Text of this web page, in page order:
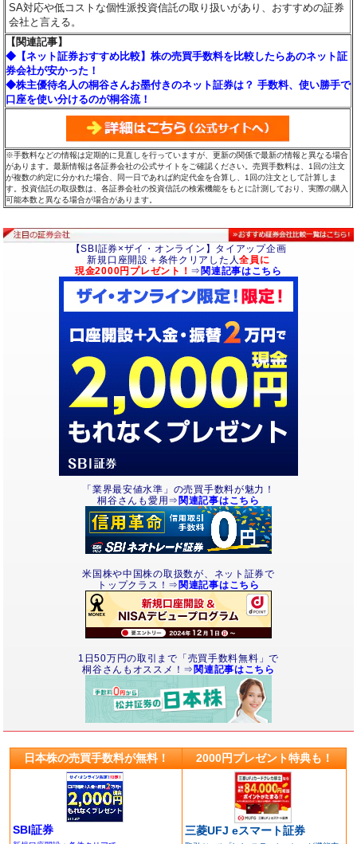
SA対応や低コストな個性派投資信託の取り扱いがあり、おすすめの証券
会社と言える。
【関連記事】
◆【ネット証券おすすめ比較】株の売買手数料を比較したらあのネット証
券会社が安かった！
◆株主優待名人の桐谷さんお墨付きのネット証券は？ 手数料、使い勝手で
口座を使い分けるのが桐谷流！
※手数料などの情報は定期的に見直しを行っていますが、更新の関係で最新の情報と異なる場合
があります。最新情報は各証券会社の公式サイトをご確認ください。売買手数料は、1回の注文
が複数の約定に分かれた場合、同一日であれば約定代金を合算し、1回の注文として計算しま
す。投資信託の取扱数は、各証券会社の投資信託の検索機能をもとに計測しており、実際の購入
可能本数と異なる場合が場合があります。
【SBI証券×ザイ・オンライン】タイアップ企画
新規口座開設＋条件クリアした人全員に
現金2000円プレゼント！ ⇒ 関連記事はこちら
「業界最安値水準」の売買手数料が魅力！
桐谷さんも愛用⇒ 関連記事はこちら
米国株や中国株の取扱数が、ネット証券で
トップクラス！⇒ 関連記事はこちら
1日50万円の取引まで「売買手数料無料」で
桐谷さんもオススメ！⇒ 関連記事はこちら
日本株の売買手数料が無料！ 2000円プレゼント特典も！
SBI証券 三菱UFJ eスマート証券